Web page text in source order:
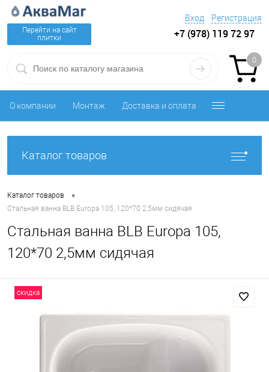
Перейти на сайт
плитки
Вход Регистрация
+7 (978) 119 72 97
0
О компании Монтаж Доставка и оплата
Каталог товаров
Каталог товаров •
Стальная ванна BLB Europa 105, 120*70 2,5мм сидячая
Стальная ванна BLB Europa 105,
120*70 2,5мм сидячая
скидка